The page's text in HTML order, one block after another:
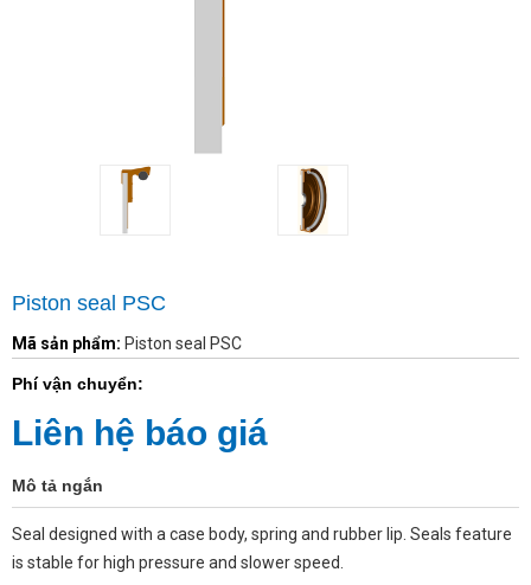
Piston seal PSC
Mã sản phẩm: Piston seal PSC
Phí vận chuyển:
Liên hệ báo giá
Mô tả ngắn
Seal designed with a case body, spring and rubber lip. Seals feature
is stable for high pressure and slower speed.